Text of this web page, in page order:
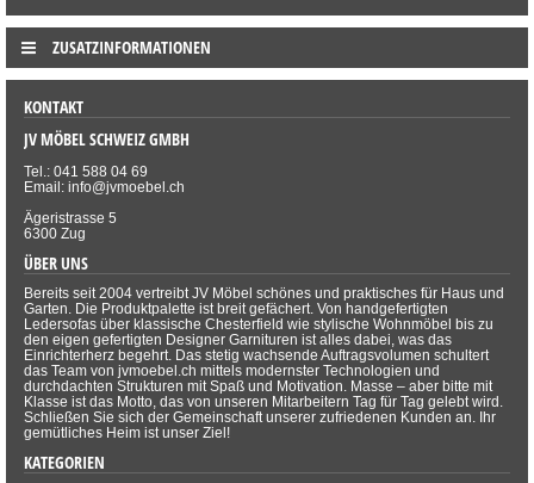
ZUSATZINFORMATIONEN
KONTAKT
JV MÖBEL SCHWEIZ GMBH
Tel.: 041 588 04 69
Email: info@jvmoebel.ch
Ägeristrasse 5
6300 Zug
ÜBER UNS
Bereits seit 2004 vertreibt JV Möbel schönes und praktisches für Haus und
Garten. Die Produktpalette ist breit gefächert. Von handgefertigten
Ledersofas über klassische Chesterfield wie stylische Wohnmöbel bis zu
den eigen gefertigten Designer Garnituren ist alles dabei, was das
Einrichterherz begehrt. Das stetig wachsende Auftragsvolumen schultert
das Team von jvmoebel.ch mittels modernster Technologien und
durchdachten Strukturen mit Spaß und Motivation. Masse – aber bitte mit
Klasse ist das Motto, das von unseren Mitarbeitern Tag für Tag gelebt wird.
Schließen Sie sich der Gemeinschaft unserer zufriedenen Kunden an. Ihr
gemütliches Heim ist unser Ziel!
KATEGORIEN